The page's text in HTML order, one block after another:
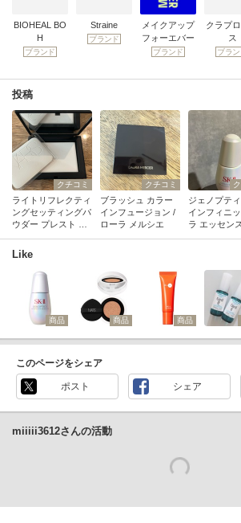
BIOHEAL BO
H
ブランド
Straine
ブランド
メイクアップ
フォーエバー
ブランド
クラプ
ス
ブラン
投稿
クチコミ
ライトリフレクティ
ングセッティングパ
ウダー プレスト N /
クチコミ
ブラッシュ カラー
インフュージョン /
ローラ メルシエ
ジェノプテ
インフィニ
ラ エッセン
Like
商品 商品 商品
このページをシェア
ポスト シェア
miiiii3612さんの活動